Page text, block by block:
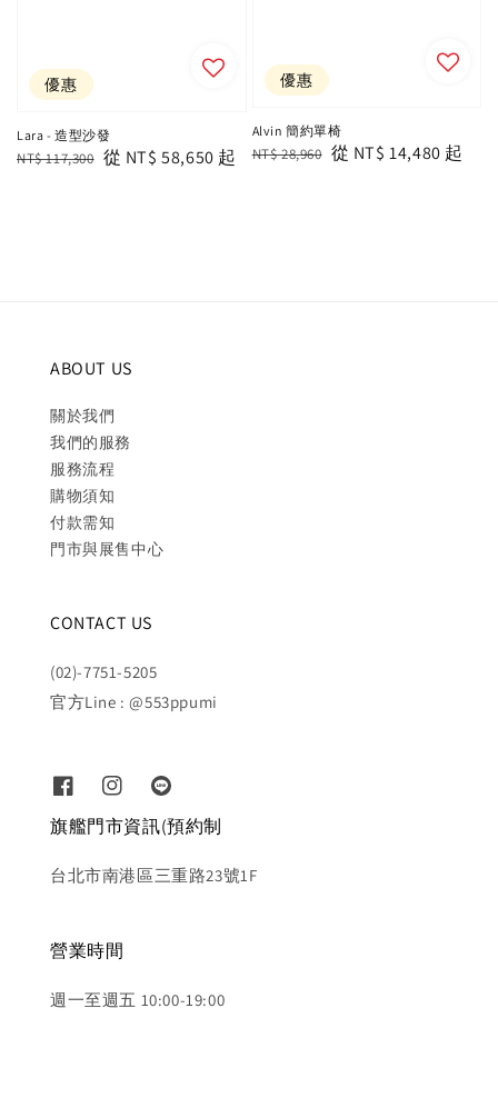
優惠
Lara - 造型沙發
Regular
NT$ 117,300 Sale
從 NT$ 58,650 起
優惠
Alvin 簡約單椅
Regular
NT$ 28,960 Sale
從 NT$ 14,480 起
ABOUT US
關於我們
我們的服務
服務流程
購物須知
付款需知
門市與展售中心
CONTACT US
(02)-7751-5205
官方Line : @553ppumi
旗艦門市資訊(預約制
台北市南港區三重路23號1F
營業時間
週一至週五 10:00-19:00